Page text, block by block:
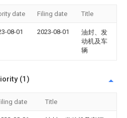
date Filing date Title
08-01 2023-08-01
油封、发
动机及车
辆
(1)
date Title